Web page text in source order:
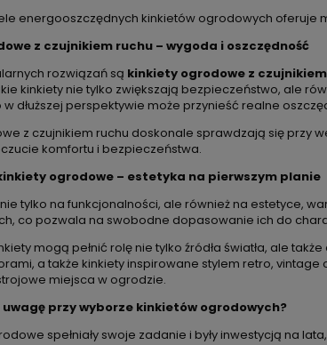
energooszczędnych kinkietów ogrodowych oferuje
z czujnikiem ruchu – wygoda i oszczędność
rozwiązań są kinkiety ogrodowe z
kinkiety nie tylko zwiększają bezpieczeństwo, ale
dłuższej perspektywie może przynieść realne
z czujnikiem ruchu doskonale sprawdzają się przy
komfortu i bezpieczeństwa.
ogrodowe – estetyka na pierwszym planie
tylko na funkcjonalności, ale również na estetyce,
co pozwala na swobodne dopasowanie ich do
mogą pełnić rolę nie tylko źródła światła, ale
a także kinkiety inspirowane stylem retro,
miejsca w ogrodzie.
uwagę przy wyborze kinkietów ogrodowych?
spełniały swoje zadanie i były inwestycją na